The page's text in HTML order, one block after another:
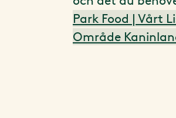
Park Food | Vårt
Område